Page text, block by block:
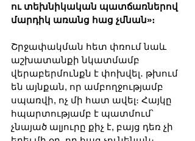
ու տեխնիկական պատճառներով
մարդիկ առանց հաց չմնան»։
Շրջափակման հետ փռում նաև
աշխատանքի նկատմամբ
վերաբերմունքն է փոխվել․ թխում
են այնքան, որ ամբողջությամբ
սպառվի, ոչ մի հատ ավել։ Հայկը
հպարտությամբ է պատմում՝
չնայած ալյուրը քիչ է, բայց դեռ չի